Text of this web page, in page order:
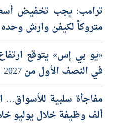
ترامب: يجب تخفيض
متروكاً لكيفن وارش وحده
في النصف الأول من 2027
ألف وظيفة خلال يوليو